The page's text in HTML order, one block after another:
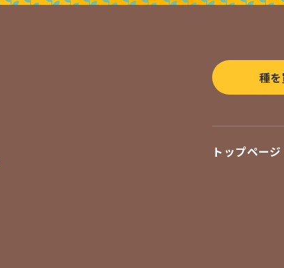
種
トップページ